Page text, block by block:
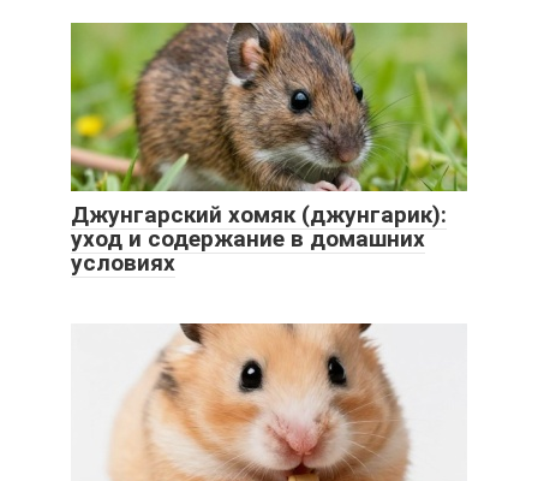
Джунгарский хомяк (джунгарик):
уход и содержание в домашних
условиях